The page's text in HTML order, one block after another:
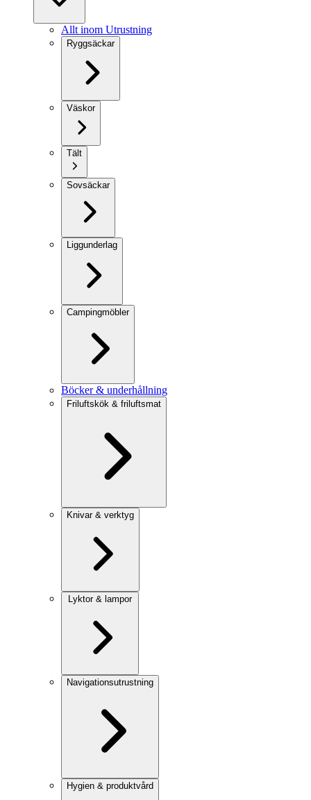
Allt inom Utrustning
Ryggsäckar
Väskor
Tält
Sovsäckar
Liggunderlag
Campingmöbler
Böcker & underhållning
Friluftskök & friluftsmat
Knivar & verktyg
Lyktor & lampor
Navigationsutrustning
Hygien & produktvård